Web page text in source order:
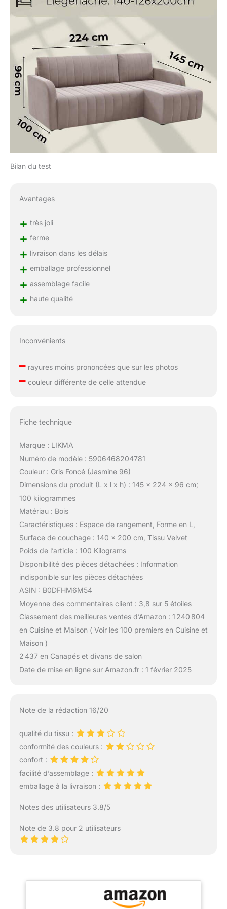
Bilan du test
Avantages
+ très joli
+ ferme
+ livraison dans les délais
+ emballage professionnel
+ assemblage facile
+ haute qualité
Inconvénients
–rayures moins prononcées que sur les photos
–couleur différente de celle attendue
Fiche technique
Marque : LIKMA
Numéro de modèle : 5906468204781
Couleur : Gris Foncé (Jasmine 96)
Dimensions du produit (L x l x h) : 145 x 224 x 96 cm;
100 kilogrammes
Matériau : Bois
Caractéristiques : Espace de rangement, Forme en L,
Surface de couchage : 140 x 200 cm, Tissu Velvet
Poids de l’article : 100 Kilograms
Disponibilité des pièces détachées : Information
indisponible sur les pièces détachées
ASIN : B0DFHM6M54
Moyenne des commentaires client : 3,8 sur 5 étoiles
Classement des meilleures ventes d’Amazon : 1 240 804
en Cuisine et Maison ( Voir les 100 premiers en Cuisine et
Maison )
2 437 en Canapés et divans de salon
Date de mise en ligne sur Amazon.fr : 1 février 2025
Note de la rédaction 16/20
qualité du tissu :
conformité des couleurs :
confort :
facilité d’assemblage :
emballage à la livraison :
Notes des utilisateurs 3.8/5
Note de 3.8 pour 2 utilisateurs